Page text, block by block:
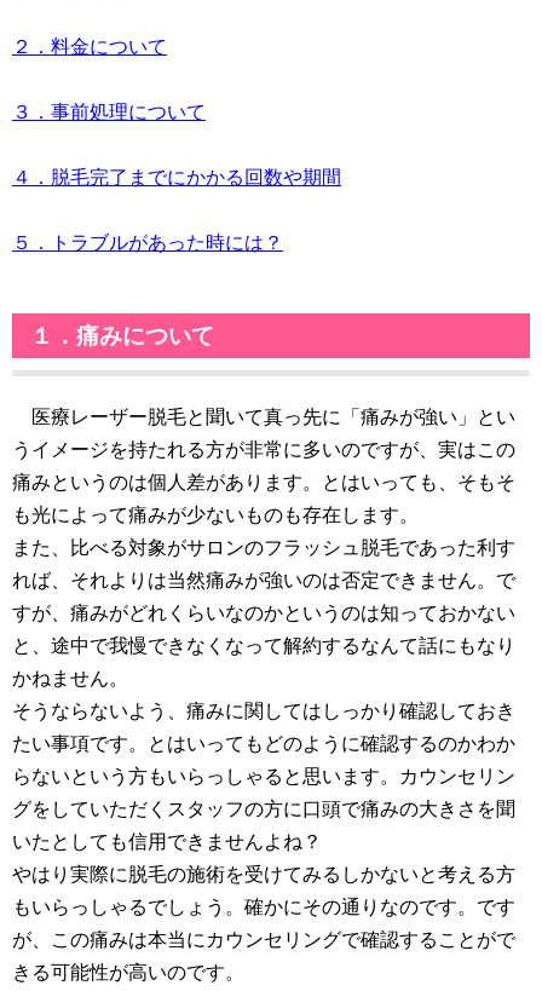
２．料金について
３．事前処理について
４．脱毛完了までにかかる回数や期間
５．トラブルがあった時には？
１．痛みについて
医療レーザー脱毛と聞いて真っ先に「痛みが強い」とい
うイメージを持たれる方が非常に多いのですが、実はこの
痛みというのは個人差があります。とはいっても、そもそ
も光によって痛みが少ないものも存在します。
また、比べる対象がサロンのフラッシュ脱毛であった利す
れば、それよりは当然痛みが強いのは否定できません。で
すが、痛みがどれくらいなのかというのは知っておかない
と、途中で我慢できなくなって解約するなんて話にもなり
かねません。
そうならないよう、痛みに関してはしっかり確認しておき
たい事項です。とはいってもどのように確認するのかわか
らないという方もいらっしゃると思います。カウンセリン
グをしていただくスタッフの方に口頭で痛みの大きさを聞
いたとしても信用できませんよね？
やはり実際に脱毛の施術を受けてみるしかないと考える方
もいらっしゃるでしょう。確かにその通りなのです。です
が、この痛みは本当にカウンセリングで確認することがで
きる可能性が高いのです。